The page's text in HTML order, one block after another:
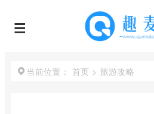
当前位置： 首页 > 旅游攻略